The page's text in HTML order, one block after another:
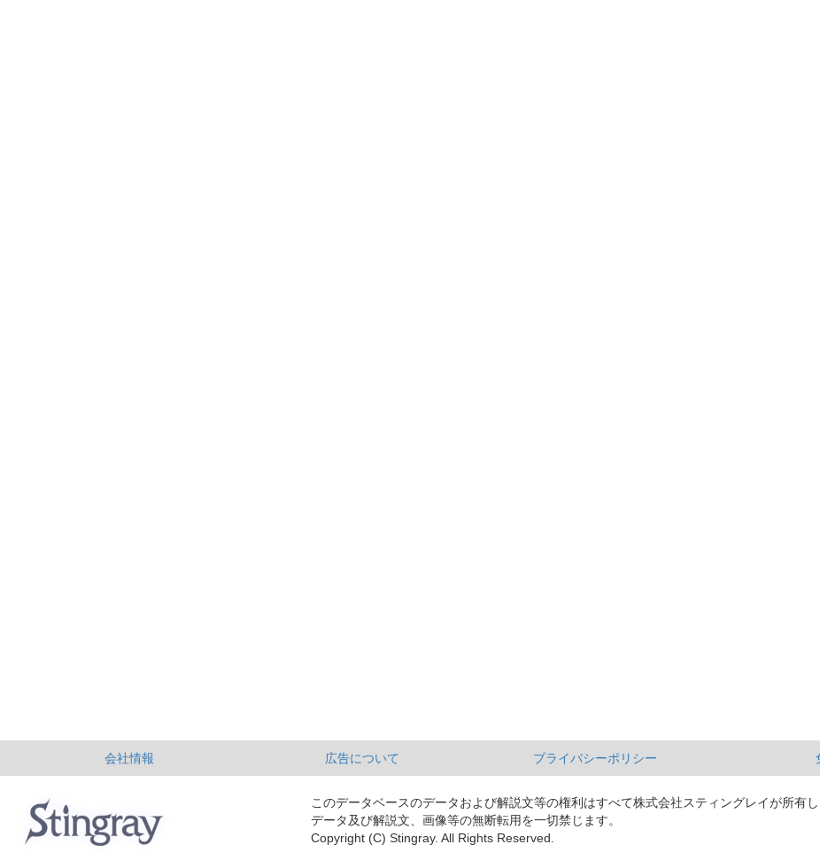
会社情報 広告について プライバシーポリシー
このデータベースのデータおよび解説文等の権利はすべて株式会社スティングレイが所有し
データ及び解説文、画像等の無断転用を一切禁じます。
Copyright (C) Stingray. All Rights Reserved.